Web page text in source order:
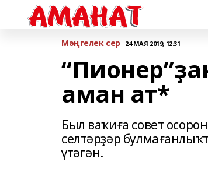
Мәңгелек сер 24 МАЯ 2019, 12:31
аман ат*
Был ваҡиға совет
селтәрҙәр
үтәгән.